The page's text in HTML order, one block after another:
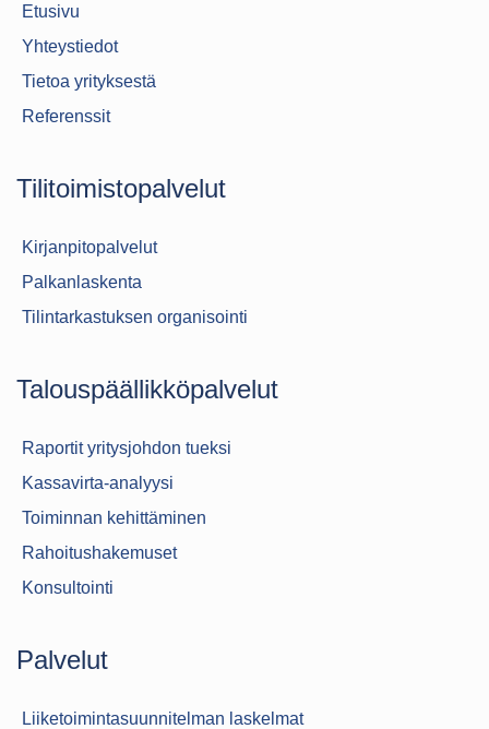
Etusivu
Yhteystiedot
Tietoa yrityksestä
Referenssit
Tilitoimistopalvelut
Kirjanpitopalvelut
Palkanlaskenta
Tilintarkastuksen organisointi
Talouspäällikköpalvelut
Raportit yritysjohdon tueksi
Kassavirta-analyysi
Toiminnan kehittäminen
Rahoitushakemuset
Konsultointi
Palvelut
Liiketoimintasuunnitelman laskelmat